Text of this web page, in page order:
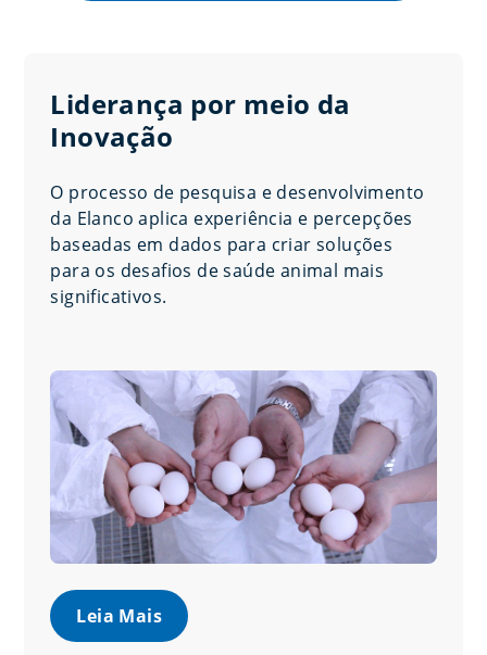
Liderança por meio da
Inovação
O processo de pesquisa e desenvolvimento
da Elanco aplica experiência e percepções
baseadas em dados para criar soluções
para os desafios de saúde animal mais
significativos.
Leia Mais